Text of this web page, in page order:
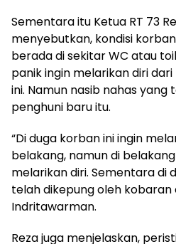
Sementara itu Ketua RT 73
menyebutkan, kondisi
berada di sekitar WC atau
panik ingin melarikan diri
ini. Namun nasib nahas yang
penghuni baru itu.
“Di duga korban ini ingin
belakang, namun di
melarikan diri. Sementara di
telah dikepung oleh kobaran
Indritawarman.
Reza juga menjelaskan,